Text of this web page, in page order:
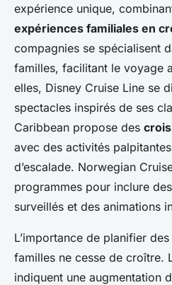
expérience unique,
expériences familiales en
compagnies se spécialisent
familles, facilitant le voyage
elles, Disney Cruise Line se
spectacles inspirés de ses
Caribbean propose des
avec des activités
d’escalade. Norwegian
programmes pour inclure
surveillés et des animations
L’importance de planifier
familles ne cesse de croître.
indiquent une augmentation